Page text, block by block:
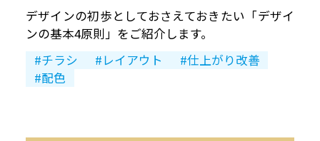
デザインの初歩としておさえておきたい「デザイ
ンの基本4原則」をご紹介します。
チラシ
レイアウト
仕上がり改善
配色